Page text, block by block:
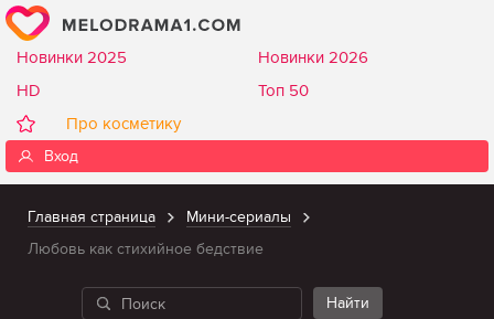
Новинки 2025
Новинки 2026
HD
Топ 50
Про косметику
Вход
Главная страница
Мини-сериалы
Любовь как стихийное бедствие